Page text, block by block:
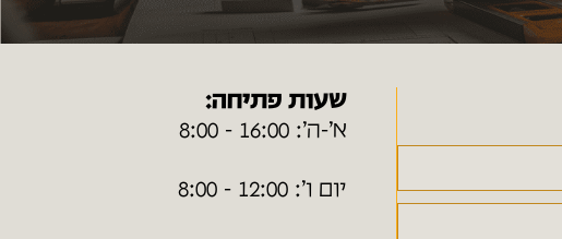
שעות פתיחה:
א׳-ה׳: 16:00 - 8:00
יום ו׳: 12:00 - 8:00